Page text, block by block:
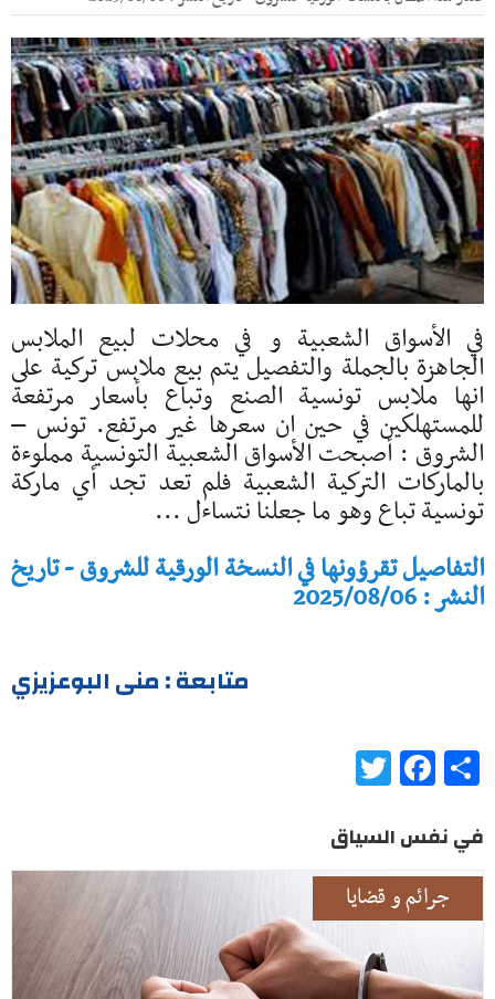
في الأسواق الشعبية و في محلات لبيع الملابس
الجاهزة بالجملة والتفصيل يتم بيع ملابس تركية على
انها ملابس تونسية الصنع وتباع بأسعار مرتفعة
للمستهلكين في حين ان سعرها غير مرتفع. تونس –
الشروق : أصبحت الأسواق الشعبية التونسية مملوءة
بالماركات التركية الشعبية فلم تعد تجد أي ماركة
تونسية تباع وهو ما جعلنا نتساءل ...
التفاصيل تقرؤونها في النسخة الورقية للشروق - تاريخ
النشر : 2025/08/06
متابعة : منى البوعزيزي
Share
Facebook
في نفس السياق
جرائم و قضايا